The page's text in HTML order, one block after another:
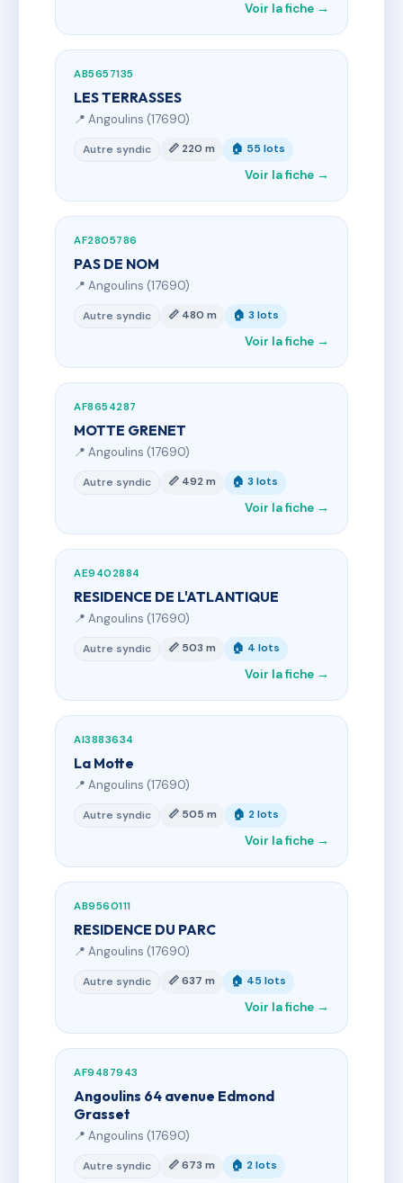
Voir la fiche →
AB5657135
LES TERRASSES
📍 Angoulins (17690)
Autre syndic 📏 220 m 🏠 55 lots
Voir la fiche →
AF2805786
PAS DE NOM
📍 Angoulins (17690)
Autre syndic 📏 480 m 🏠 3 lots
Voir la fiche →
AF8654287
MOTTE GRENET
📍 Angoulins (17690)
Autre syndic 📏 492 m 🏠 3 lots
Voir la fiche →
AE9402884
RESIDENCE DE L'ATLANTIQUE
📍 Angoulins (17690)
Autre syndic 📏 503 m 🏠 4 lots
Voir la fiche →
AI3883634
La Motte
📍 Angoulins (17690)
Autre syndic 📏 505 m 🏠 2 lots
Voir la fiche →
AB9560111
RESIDENCE DU PARC
📍 Angoulins (17690)
Autre syndic 📏 637 m 🏠 45 lots
Voir la fiche →
AF9487943
Angoulins 64 avenue Edmond
Grasset
📍 Angoulins (17690)
Autre syndic 📏 673 m 🏠 2 lots